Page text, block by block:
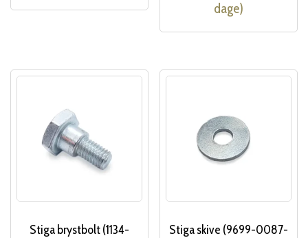
dage)
Stiga brystbolt (1134-
Stiga skive (9699-0087-